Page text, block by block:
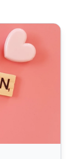
pre vaše